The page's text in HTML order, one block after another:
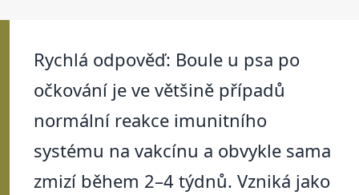
Rychlá odpověď: Boule u psa po
očkování je ve většině případů
normální reakce imunitního
systému na vakcínu a obvykle sama
zmizí během 2–4 týdnů. Vzniká jako